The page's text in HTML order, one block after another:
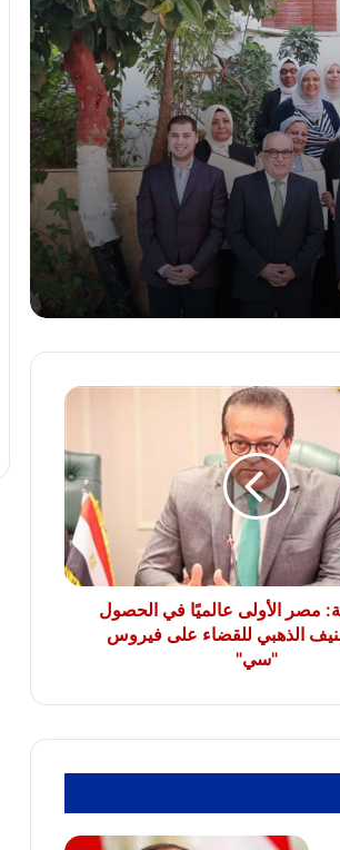
التعليم: عدد ساعات دراسية أكبر لمواد
شهادة البكالوريا
الوزراء يستقبل المدير العام لمنظمة
استجابةً لأولياء الأمور.. محافظ الجيزة يقرر
خفض الحد الأدنى لتنسيق الثانوية العامة إلى
225 درجة
محمد جبريل : زيادة الكهرباء 12% ترهق
بالخارج للتعاقد على أراضى مزرعتك فى
سامي سوس عضو مجلس النواب عن
المراغة حزب مستقبل وطن يتقدم
التهاني والشكر لفخامة الرئيس عبد
السيسي رئيس الجمهورية
مصر الأولى عالميًا في الحصول
الذهبي للقضاء على فيروس
"سي"